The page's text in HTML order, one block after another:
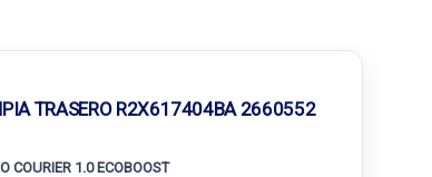
TRASERO R2X617404BA 2660552
COURIER 1.0 ECOBOOST